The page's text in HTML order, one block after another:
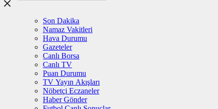
Son Dakika
Namaz Vakitleri
Hava Durumu
Gazeteler
Canlı Borsa
Canlı TV
Puan Durumu
TV Yayın Akışları
Nöbetçi Eczaneler
Haber Gönder